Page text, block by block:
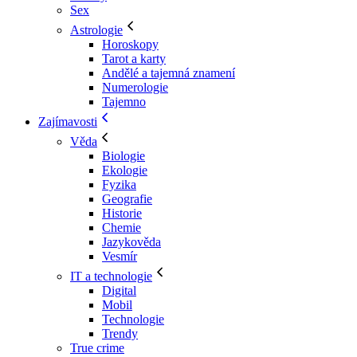
Sex
Astrologie
Horoskopy
Tarot a karty
Andělé a tajemná znamení
Numerologie
Tajemno
Zajímavosti
Věda
Biologie
Ekologie
Fyzika
Geografie
Historie
Chemie
Jazykověda
Vesmír
IT a technologie
Digital
Mobil
Technologie
Trendy
True crime